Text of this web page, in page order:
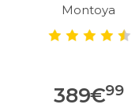
Montoya
389€99